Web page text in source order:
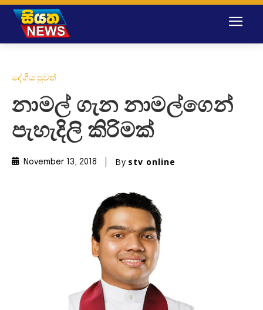
දේශීය පුවත්
නාමල් ගැන නාමල්ගෙන්
පැහැදිලි කිරිමක්
November 13, 2018 By stv online